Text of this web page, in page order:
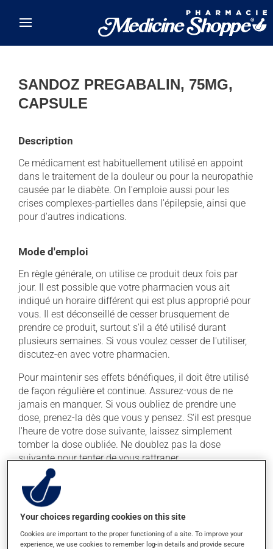
SANDOZ PREGABALIN, 75MG,
CAPSULE
Description
Ce médicament est habituellement utilisé en appoint
dans le traitement de la douleur ou pour la neuropathie
causée par le diabète. On l'emploie aussi pour les
crises complexes-partielles dans l'épilepsie, ainsi que
pour d'autres indications.
Mode d'emploi
En règle générale, on utilise ce produit deux fois par
jour. Il est possible que votre pharmacien vous ait
indiqué un horaire différent qui est plus approprié pour
vous. Il est déconseillé de cesser brusquement de
prendre ce produit, surtout s'il a été utilisé durant
plusieurs semaines. Si vous voulez cesser de l'utiliser,
discutez-en avec votre pharmacien.
Pour maintenir ses effets bénéfiques, il doit être utilisé
de façon régulière et continue. Assurez-vous de ne
jamais en manquer. Si vous oubliez de prendre une
dose, prenez-la dès que vous y pensez. S'il est presque
l'heure de votre dose suivante, laissez simplement
tomber la dose oubliée. Ne doublez pas la dose
suivante pour tenter de vous rattraper.
Ce médicament peut être pris avec ou sans nourriture,
sans égard aux repas ou aux collations. La prise
d'alcool peut augmenter l'effet du médicament. Limitez
la consommation d'alcool à une prise occasionnelle de
petites quantités.
Your choices regarding cookies on this site
Cookies are important to the proper functioning of a site. To improve your
experience, we use cookies to remember log-in details and provide secure